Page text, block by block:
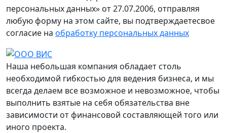
персональных данных» от 27.07.2006, отправляя
любую форму на этом сайте, вы подтверждаетесвое
согласие на обработку персональных данных
Наша небольшая компания обладает столь
необходимой гибкостью для ведения бизнеса, и мы
всегда делаем все возможное и невозможное, чтобы
выполнить взятые на себя обязательства вне
зависимости от финансовой составляющей того или
иного проекта.